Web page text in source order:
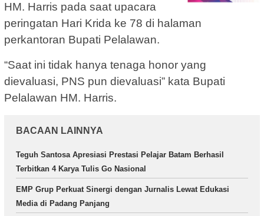
HM. Harris pada saat upacara
peringatan Hari Krida ke 78 di halaman
perkantoran Bupati Pelalawan.
“Saat ini tidak hanya tenaga honor yang
dievaluasi, PNS pun dievaluasi” kata Bupati
Pelalawan HM. Harris.
BACAAN LAINNYA
Teguh Santosa Apresiasi Prestasi Pelajar Batam Berhasil
Terbitkan 4 Karya Tulis Go Nasional
EMP Grup Perkuat Sinergi dengan Jurnalis Lewat Edukasi
Media di Padang Panjang